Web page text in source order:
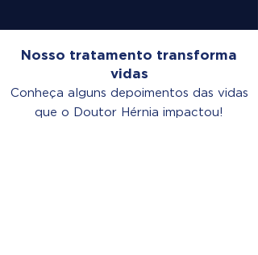
Nosso tratamento transforma
vidas
Conheça alguns depoimentos das vidas
que o Doutor Hérnia impactou!